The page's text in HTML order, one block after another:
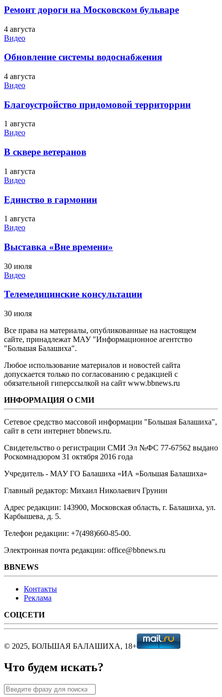
Ремонт дороги на Московском бульваре
4 августа
Видео
Обновление системы водоснабжения
4 августа
Видео
Благоустройство придомовой территоррии
1 августа
Видео
В сквере ветеранов
1 августа
Видео
Единство в гармонии
1 августа
Видео
Выставка «Вне времени»
30 июля
Видео
Телемедицинские консультации
30 июля
Все права на материалы, опубликованные на настоящем
сайте, принадлежат МАУ "Информационное агентство
"Большая Балашиха".
Любое использование материалов и новостей сайта
допускается только по согласованию с редакцией с
обязательной гиперссылкой на сайт www.bbnews.ru
ИНФОРМАЦИЯ О СМИ
Сетевое средство массовой информации "Большая Балашиха",
сайт в сети интернет bbnews.ru.
Свидетельство о регистрации СМИ Эл №ФС ‎77-67562 выдано
Роскомнадзором 31 октября 2016 года
Учредитель - МАУ ГО Балашиха «ИА «Большая Балашиха»
Главный редактор: Михаил Николаевич Грунин
Адрес редакции: 143900, Московская область, г. Балашиха, ул.
Карбышева, д. 5.
Телефон редакции: +7(498)660-85-00.
Электронная почта редакции: office@bbnews.ru
BBNEWS
Контакты
Реклама
СОЦСЕТИ
© 2025, БОЛЬШАЯ БАЛАШИХА, 18+
Что будем искать?